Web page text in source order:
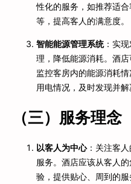
性化的服务，如推荐适
等，提高客人的满意度。
智能能源管理系统：实
理，降低能源消耗。酒
监控客房内的能源消耗
用电情况，及时发现并
（三）服务理念
以客人为中心：关注客
服务。酒店应该从客人
验，提供贴心、周到的服